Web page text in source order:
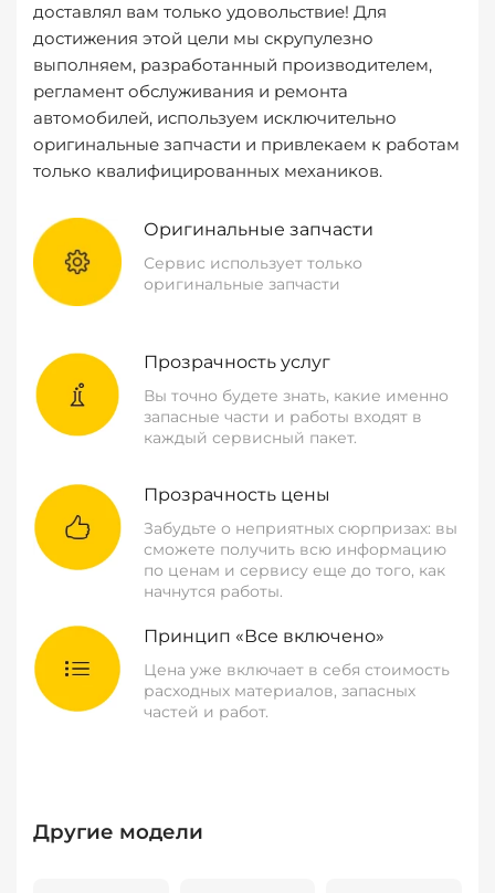
доставлял вам только удовольствие! Для
достижения этой цели мы скрупулезно
выполняем, разработанный производителем,
регламент обслуживания и ремонта
автомобилей, используем исключительно
оригинальные запчасти и привлекаем к работам
только квалифицированных механиков.
Оригинальные запчасти
Сервис использует только
оригинальные запчасти
Прозрачность услуг
Вы точно будете знать, какие именно
запасные части и работы входят в
каждый сервисный пакет.
Прозрачность цены
Забудьте о неприятных сюрпризах: вы
сможете получить всю информацию
по ценам и сервису еще до того, как
начнутся работы.
Принцип «Все включено»
Цена уже включает в себя стоимость
расходных материалов, запасных
частей и работ.
Другие модели